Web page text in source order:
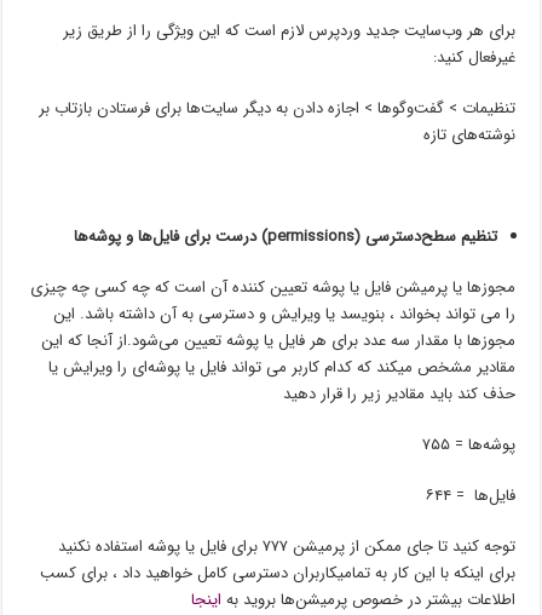
برای هر وب‌سایت جدید وردپرس لازم است که این ویژگی را از طریق زیر
غیرفعال کنید:
تنظیمات > گفت‌وگو‌ها > اجازه دادن به دیگر سایت‌ها برای فرستادن بازتاب بر
نوشته‌های تازه
تنظیم سطح‌دسترسی (permissions) درست برای فایل‌ها و پوشه‌ها
مجوزها یا پرمیشن فایل یا پوشه تعیین کننده آن است که چه کسی چه چیزی
را می تواند بخواند ، بنویسد یا ویرایش و دسترسی به آن داشته باشد. این
مجوزها با مقدار سه عدد برای هر فایل یا پوشه تعیین می‌شود.از آنجا که این
مقادیر مشخص میکند که کدام کاربر می تواند فایل یا پوشه‌ای را ویرایش یا
حذف کند باید مقادیر زیر را قرار دهید
پوشه‌ها = ۷۵۵
فایل‌ها = ۶۴۴
توجه کنید تا جای ممکن از پرمیشن ۷۷۷ برای فایل یا پوشه استفاده نکنید
برای اینکه با این کار به تمامیکاربران دسترسی کامل خواهید داد ، برای کسب
اطلاعات بیشتر در خصوص پرمیشن‌ها بروید به اینجا